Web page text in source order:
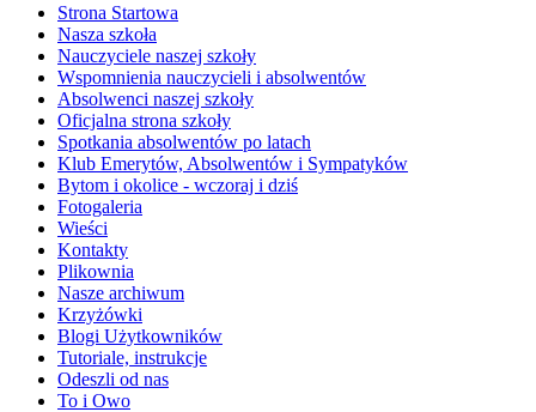
Strona Startowa
Nasza szkoła
Nauczyciele naszej szkoły
Wspomnienia nauczycieli i absolwentów
Absolwenci naszej szkoły
Oficjalna strona szkoły
Spotkania absolwentów po latach
Klub Emerytów, Absolwentów i Sympatyków
Bytom i okolice - wczoraj i dziś
Fotogaleria
Wieści
Kontakty
Plikownia
Nasze archiwum
Krzyżówki
Blogi Użytkowników
Tutoriale, instrukcje
Odeszli od nas
To i Owo